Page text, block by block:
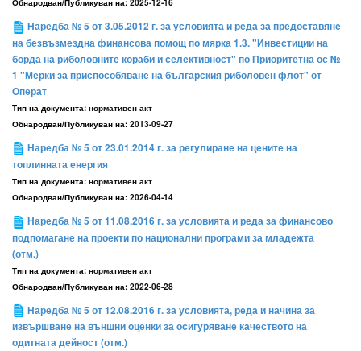
Обнародван/Публикуван на: 2025-12-16
Наредба № 5 от 3.05.2012 г. за условията и реда за предоставяне
на безвъзмездна финансова помощ по мярка 1.3. "Инвестиции на
борда на риболовните кораби и селективност" по Приоритетна ос №
1 "Мерки за приспособяване на българския риболовен флот" от
Операт
Тип на документа: нормативен акт
Обнародван/Публикуван на: 2013-09-27
Наредба № 5 от 23.01.2014 г. за регулиране на цените на
топлинната енергия
Тип на документа: нормативен акт
Обнародван/Публикуван на: 2026-04-14
Наредба № 5 от 11.08.2016 г. за условията и реда за финансово
подпомагане на проекти по национални програми за младежта
(отм.)
Тип на документа: нормативен акт
Обнародван/Публикуван на: 2022-06-28
Наредба № 5 от 12.08.2016 г. за условията, реда и начина за
извършване на външни оценки за осигуряване качеството на
одитната дейност (отм.)